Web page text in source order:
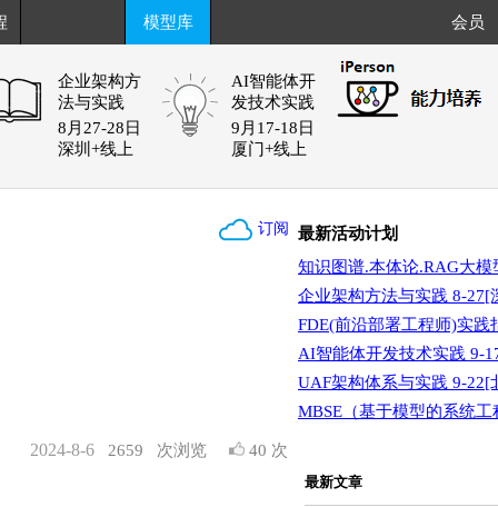
模型库 会员
企业架构方
法与实践
8月27-28日
深圳+线上
AI智能体开
发技术实践
9月17-18日
厦门+线上
订阅
2659 次浏览 40 次
2024-8-6
最新活动计划
知识图谱.本体论.RAG大模
企业架构方法与实践 8-27[
FDE(前沿部署工程师)实践
AI智能体开发技术实践 9-
UAF架构体系与实践 9-22[
MBSE（基于模型的系统
最新文章